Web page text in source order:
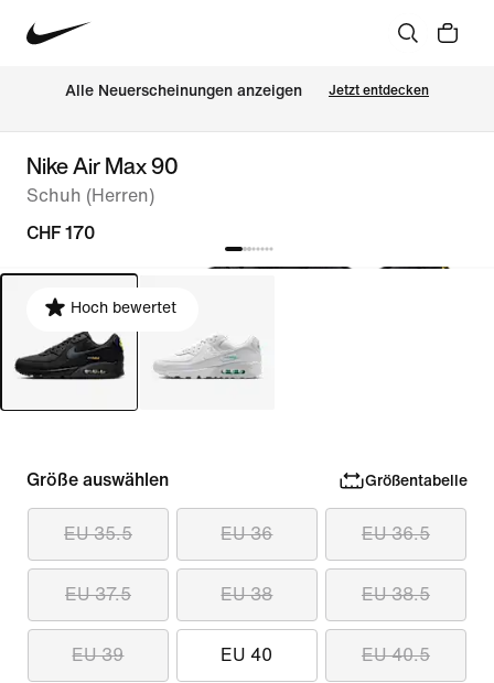
Alle Neuerscheinungen anzeigen Jetzt entdecken
Nike Air Max 90
Schuh (Herren)
CHF 170
Hoch bewertet
Größe auswählen Größentabelle
EU 35.5 EU 36 EU 36.5
EU 37.5 EU 38 EU 38.5
EU 39 EU 40 EU 40.5